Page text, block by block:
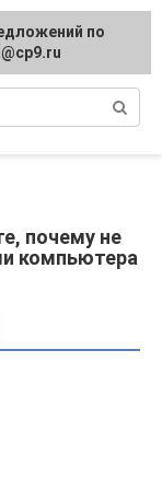
почему не
компьютера
по